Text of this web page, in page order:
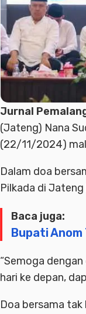
Jurnal
(Jateng) Nana
(22/11/2024)
Dalam doa
Pilkada di
Baca juga:
Bupati
“Semoga
hari ke depan,
Doa bersama